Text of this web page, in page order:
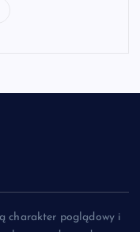
charakter poglądowy i